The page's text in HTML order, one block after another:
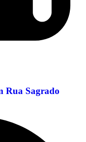
Rua Sagrado